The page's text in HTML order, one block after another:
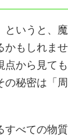
というと、
かもしれま
点から見て
の秘密は「
すべての物